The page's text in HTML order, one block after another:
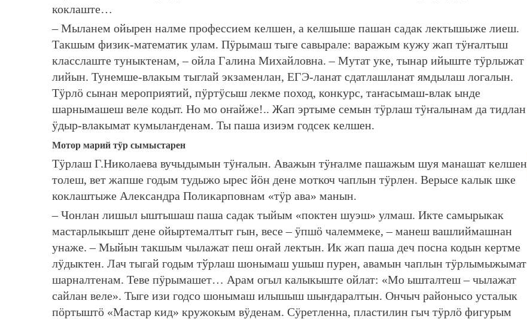
коклаште…
– Мыланем ойырен налме профессием келшен, а келшыше пашан садак лектышыже лиеш.
Такшым физик-математик улам. Пӱрымаш тыге савырале: варажым кужу жап тӱҥалтыш
класслаште туныктенам, – ойла Галина Михайловна. – Мутат уке, тынар ийыште тӱрлыжат
лийын. Тунемше-влакым тыглай экзаменлан, ЕГЭ-ланат сдатлашланат ямдылаш логалын.
Тӱрлӧ сынан мероприятий, пӱртӱсыш лекме поход, конкурс, таҥасымаш-влак ынде
шарнымашеш веле кодыт. Но мо оҥайже!.. Жап эртыме семын тӱрлаш тӱҥалынам да тидлан
ӱдыр-влакымат кумылаҥденам. Ты паша изиэм годсек келшен.
Мотор марий тӱр сымыстарен
Тӱрлаш Г.Николаева вучыдымын тӱҥалын. Аважын тӱҥалме пашажым шуя манашат келшен
толеш, вет жапше годым тудыжо ырес йӧн дене моткоч чаплын тӱрлен. Верысе калык шке
коклаштыже Александра Поликарповнам «тӱр ава» манын.
– Чонлан лишыл ыштышаш паша садак тыйым «поктен шуэш» улмаш. Икте самырыкак
мастарлыкышт дене ойыртемалтыт гын, весе – ӱпшӧ чалеммеке, – манеш вашлиймашнан
унаже. – Мыйын такшым чылажат пеш оҥай лектын. Ик жап паша деч посна кодын кертме
лӱдыктен. Лач тыгай годым тўрлаш шонымаш ушыш пурен, авамын чаплын тӱрлымыжымат
шарналтенам. Теве пӱрымашет… Арам огыл калыкыште ойлат: «Мо ышталтеш – чылажат
сайлан веле». Тыге изи годсо шонымаш илышыш шыҥдаралтын. Ончыч районысо усталык
пӧртыштӧ «Мастар кид» кружокым вӱденам. Сӱретленна, пластилин гыч тӱрлӧ фигурым